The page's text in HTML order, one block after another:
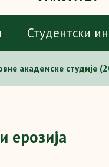
Студентски
академске студије
ерозија